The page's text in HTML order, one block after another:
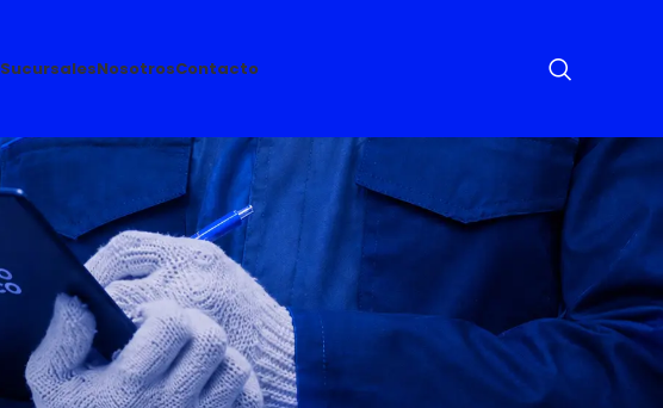
SucursalesNosotrosContacto